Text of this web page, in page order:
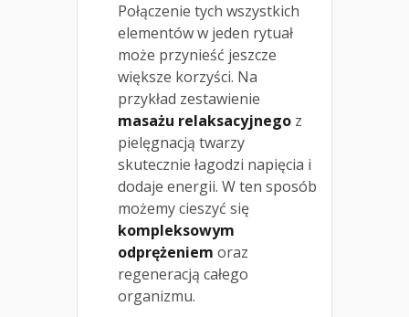
Połączenie tych wszystkich
elementów w jeden rytuał
może przynieść jeszcze
większe korzyści. Na
przykład zestawienie
masażu relaksacyjnego z
pielęgnacją twarzy
skutecznie łagodzi napięcia i
dodaje energii. W ten sposób
możemy cieszyć się
kompleksowym
odprężeniem oraz
regeneracją całego
organizmu.